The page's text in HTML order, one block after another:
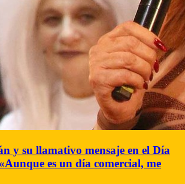
y su llamativo mensaje en el Día
es un día comercial, me